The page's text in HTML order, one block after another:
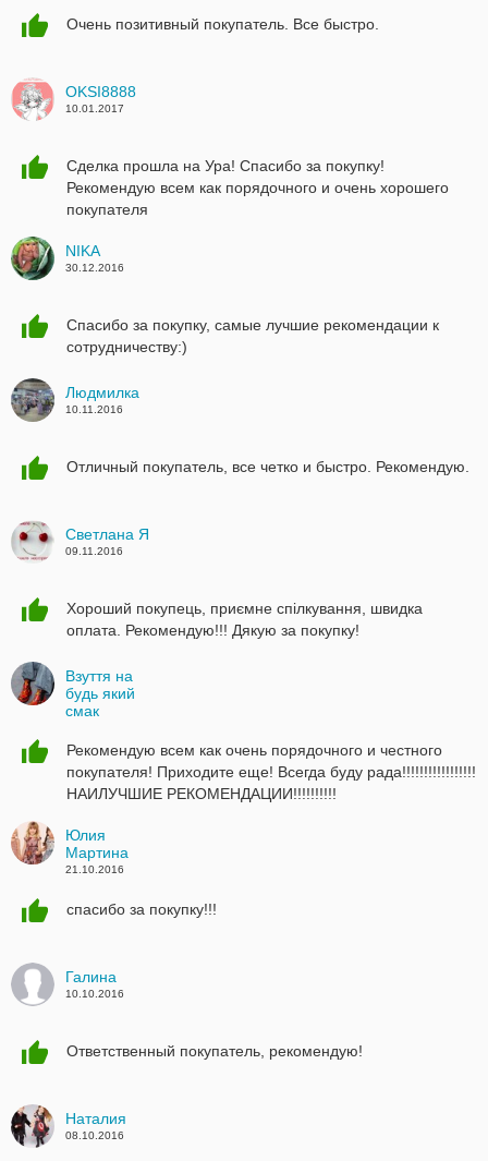
Очень позитивный покупатель. Все быстро.
OKSI8888
10.01.2017
Сделка прошла на Ура! Спасибо за покупку!
Рекомендую всем как порядочного и очень хорошего
покупателя
NIKA
30.12.2016
Спасибо за покупку, самые лучшие рекомендации к
сотрудничеству:)
Людмилка
10.11.2016
Отличный покупатель, все четко и быстро. Рекомендую.
Светлана Я
09.11.2016
Хороший покупець, приємне спілкування, швидка
оплата. Рекомендую!!! Дякую за покупку!
Взуття на
будь який
смак
951334210
02.11.2016
Рекомендую всем как очень порядочного и честного
покупателя! Приходите еще! Всегда буду рада!!!!!!!!!!!!!!!!!
НАИЛУЧШИЕ РЕКОМЕНДАЦИИ!!!!!!!!!!
Юлия
Мартина
21.10.2016
спасибо за покупку!!!
Галина
10.10.2016
Ответственный покупатель, рекомендую!
Наталия
08.10.2016